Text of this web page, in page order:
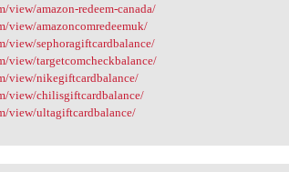
view/amazon-redeem-canada/
view/amazoncomredeemuk/
view/sephoragiftcardbalance/
view/targetcomcheckbalance/
view/nikegiftcardbalance/
view/chilisgiftcardbalance/
view/ultagiftcardbalance/